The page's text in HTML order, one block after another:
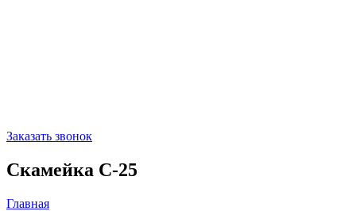
Заказать звонок
Скамейка С-25
Главная